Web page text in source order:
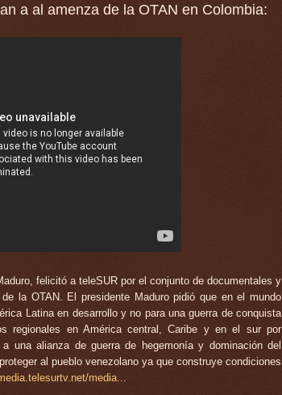
a al amenza de la OTAN en Colombia:
felicitó a teleSUR por el conjunto de documentales y
la OTAN. El presidente Maduro pidió que en el mundo
Latina en desarrollo y no para una guerra de conquista
regionales en América central, Caribe y en el sur por
una alianza de guerra de hegemonía y dominación del
al pueblo venezolano ya que construye condiciones
media...